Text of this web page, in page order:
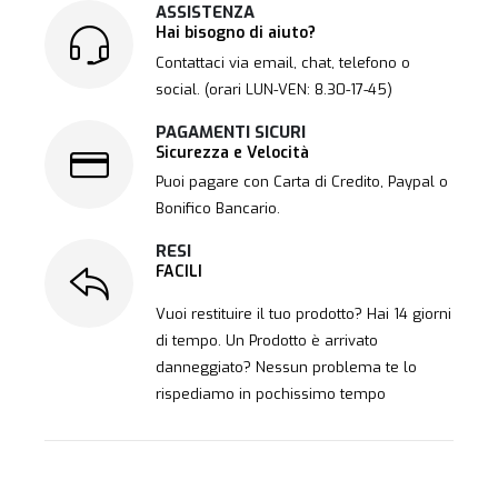
ASSISTENZA
Hai bisogno di aiuto?
Contattaci via email, chat, telefono o
social. (orari LUN-VEN: 8.30-17-45)
PAGAMENTI SICURI
Sicurezza e Velocità
Puoi pagare con Carta di Credito, Paypal o
Bonifico Bancario.
RESI
FACILI
Vuoi restituire il tuo prodotto? Hai 14 giorni
di tempo. Un Prodotto è arrivato
danneggiato? Nessun problema te lo
rispediamo in pochissimo tempo